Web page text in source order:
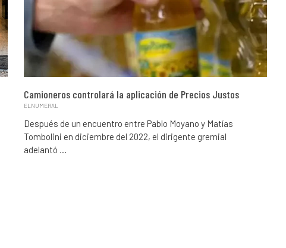
Camioneros controlará la aplicación de Precios Justos
ELNUMERAL
Después de un encuentro entre Pablo Moyano y Matías
Tombolini en diciembre del 2022, el dirigente gremial
adelantó …